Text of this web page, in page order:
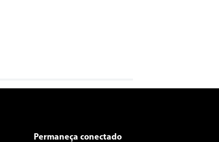
Permaneça conectado